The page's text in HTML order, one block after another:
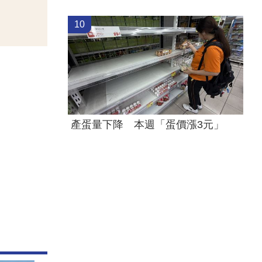
10
產蛋量下降 本週「蛋價漲3元」